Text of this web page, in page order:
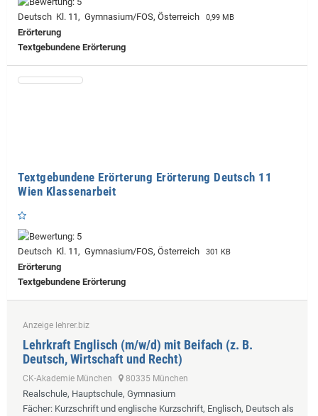
Deutsch Kl. 11, Gymnasium/FOS, Österreich 0,99 MB
Erörterung
Textgebundene Erörterung
Textgebundene Erörterung Erörterung Deutsch 11
Wien Klassenarbeit
Deutsch Kl. 11, Gymnasium/FOS, Österreich 301 KB
Erörterung
Textgebundene Erörterung
Anzeige lehrer.biz
Lehrkraft Englisch (m/w/d) mit Beifach (z. B.
Deutsch, Wirtschaft und Recht)
CK-Akademie München 80335 München
Realschule, Hauptschule, Gymnasium
Fächer: Kurzschrift und englische Kurzschrift, Englisch, Deutsch als